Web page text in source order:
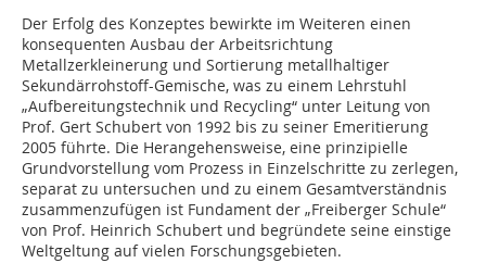
Der Erfolg des Konzeptes bewirkte im Weiteren einen
konsequenten Ausbau der Arbeitsrichtung
Metallzerkleinerung und Sortierung metallhaltiger
Sekundärrohstoff-Gemische, was zu einem Lehrstuhl
„Aufbereitungstechnik und Recycling“ unter Leitung von
Prof. Gert Schubert von 1992 bis zu seiner Emeritierung
2005 führte. Die Herangehensweise, eine prinzipielle
Grundvorstellung vom Prozess in Einzelschritte zu zerlegen,
separat zu untersuchen und zu einem Gesamtverständnis
zusammenzufügen ist Fundament der „Freiberger Schule“
von Prof. Heinrich Schubert und begründete seine einstige
Weltgeltung auf vielen Forschungsgebieten.